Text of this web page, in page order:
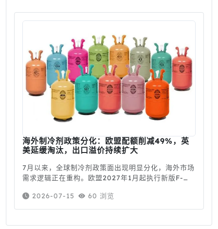
海外制冷剂政策分化：欧盟配额削减49%，英
美延缓淘汰，出口溢价持续扩大
7月以来，全球制冷剂政策面出现明显分化，海外市场
需求逻辑正在重构。欧盟2027年1月起执行新版F-
迟严苛削减法案;新加坡跟进出台低GWP新规。多重
政策叠加，持续影响出口...
2026-07-15 60 浏览